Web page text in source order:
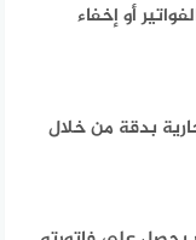
أو إخفاء
بدقة من خلال